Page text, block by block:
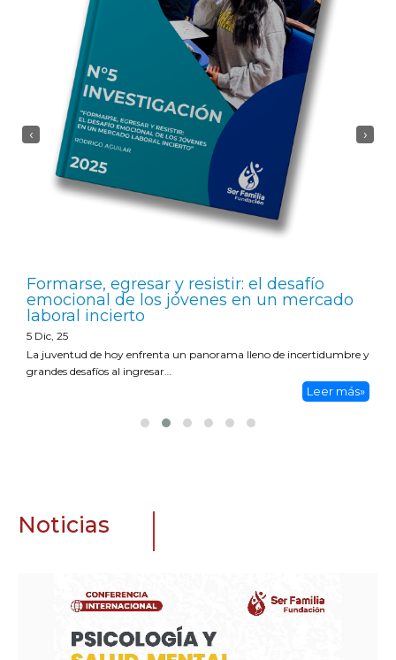
Formarse, egresar y resistir: el desafío
emocional de los jóvenes en un mercado
laboral incierto
5 Dic, 25
La juventud de hoy enfrenta un panorama lleno de incertidumbre y
grandes desafíos al ingresar…
Leer más»
‹ ›
Noticias